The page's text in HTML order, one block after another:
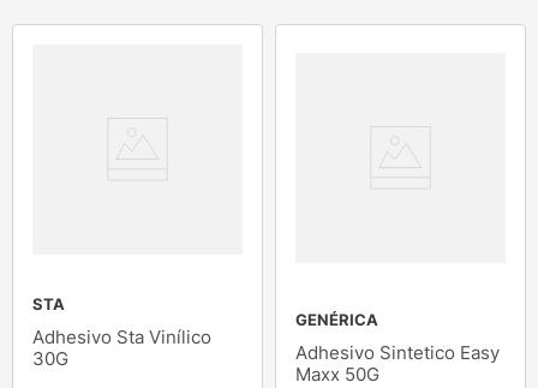
STA
Adhesivo Sta Vinílico
30G
GENÉRICA
Adhesivo Sintetico Easy
Maxx 50G